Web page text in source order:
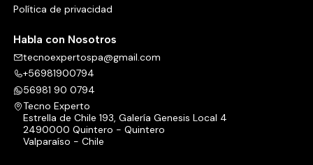
Política de privacidad
Habla con Nosotros
tecnoexpertospa@gmail.com
+56981900794
56981 90 0794
Tecno Experto
Estrella de Chile 193, Galería Genesis Local 4
2490000 Quintero - Quintero
Valparaíso - Chile